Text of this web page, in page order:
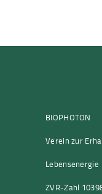
BIOPHOTON
Verein zur
Lebensenergie
ZVR-Zahl